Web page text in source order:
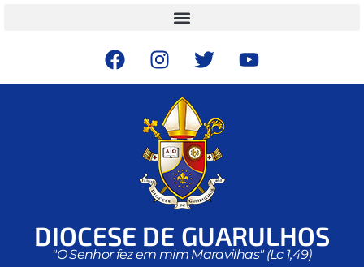
DIOCESE DE GUARULHOS
"O Senhor fez em mim Maravilhas" (Lc 1,49)